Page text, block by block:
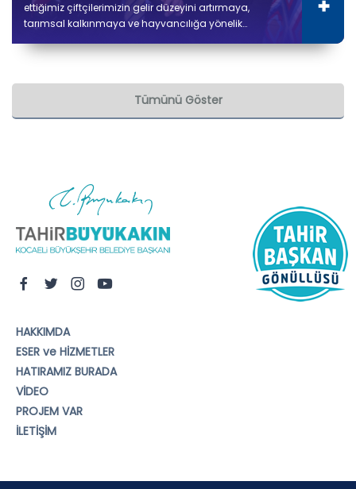
ettiğimiz çiftçilerimizin gelir düzeyini artırmaya,
tarımsal kalkınmaya ve hayvancılığa yönelik
etmesini amaçlıyoruz. 2019'dan bu yana çiftçilerimize
Tümünü Göster
HAKKIMDA
ESER ve HİZMETLER
HATIRAMIZ BURADA
VİDEO
PROJEM VAR
İLETİŞİM